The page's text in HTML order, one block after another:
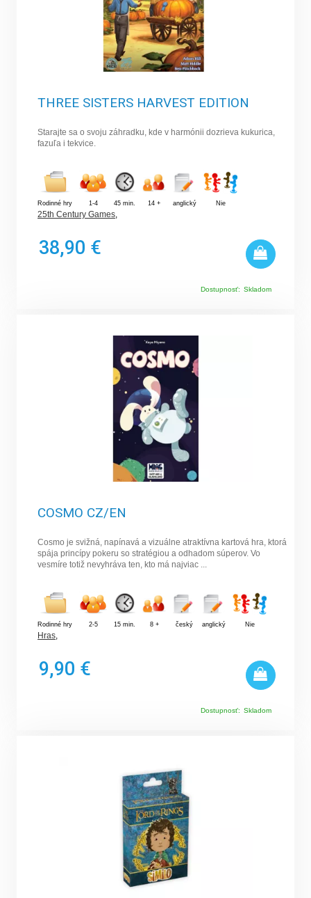
THREE SISTERS HARVEST EDITION
Starajte sa o svoju záhradku, kde v harmónii dozrieva kukurica,
fazuľa i tekvice.
Rodinné hry 1-4 45 min. 14 + anglický Nie
25th Century Games,
38,90 €
Dostupnosť: Skladom
COSMO CZ/EN
Cosmo je svižná, napínavá a vizuálne atraktívna kartová hra, ktorá
spája princípy pokeru so stratégiou a odhadom súperov. Vo
vesmíre totiž nevyhráva ten, kto má najviac ...
Rodinné hry 2-5 15 min. 8 + český anglický Nie
Hras,
9,90 €
Dostupnosť: Skladom